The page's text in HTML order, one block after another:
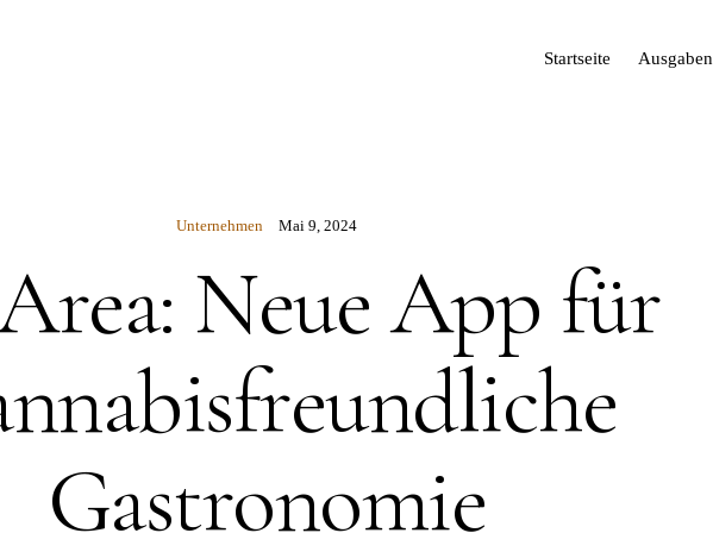
Startseite Ausgaben
Unternehmen Mai 9, 2024
Neue App für
Gastronomie